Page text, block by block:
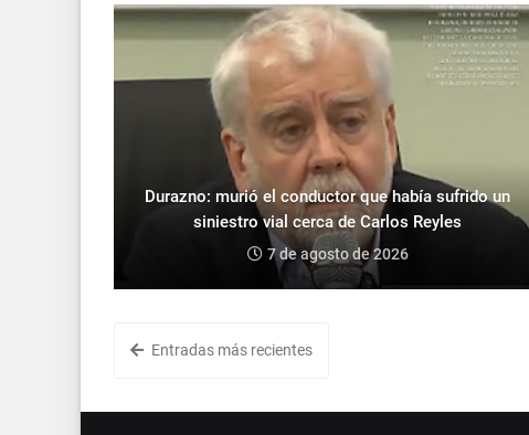
Durazno: murió el conductor que había sufrido un
siniestro vial cerca de Carlos Reyles
7 de agosto de 2026
Entradas más recientes